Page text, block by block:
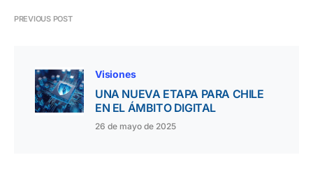
PREVIOUS POST
Visiones
UNA NUEVA ETAPA PARA CHILE
EN EL ÁMBITO DIGITAL
26 de mayo de 2025